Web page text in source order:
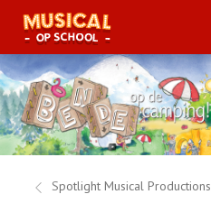
Spotlight Musical Productions